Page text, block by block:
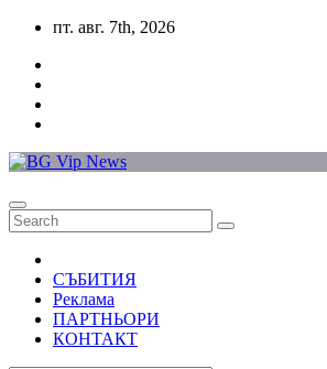
Skip
content
пт. авг. 7th, 2026
СЪБИТИЯ
Реклама
ПАРТНЬОРИ
КОНТАКТ